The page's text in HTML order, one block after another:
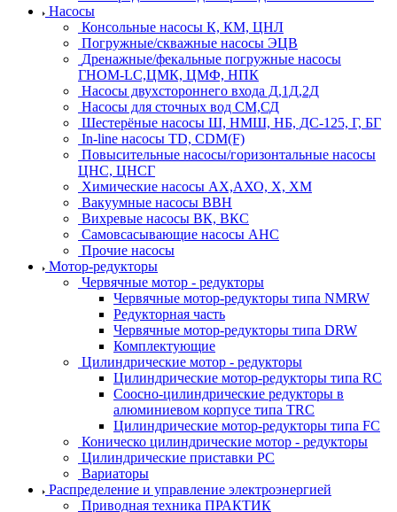
Насосы
Консольные насосы К, КМ, ЦНЛ
Погружные/скважные насосы ЭЦВ
Дренажные/фекальные погружные насосы
ГНОМ-LC,ЦМК, ЦМФ, НПК
Насосы двухстороннего входа Д,1Д,2Д
Насосы для сточных вод СМ,СД
Шестерёные насосы Ш, НМШ, НБ, ДС-125, Г, БГ
In-line насосы TD, CDM(F)
Повысительные насосы/горизонтальные насосы
ЦНС, ЦНСГ
Химические насосы АХ,АХО, Х, ХМ
Вакуумные насосы ВВН
Вихревые насосы ВК, ВКС
Самовсасывающие насосы АНС
Прочие насосы
Мотор-редукторы
Червячные мотор - редукторы
Червячные мотор-редукторы типа NMRW
Редукторная часть
Червячные мотор-редукторы типа DRW
Комплектующие
Цилиндрические мотор - редукторы
Цилиндрические мотор-редукторы типа RC
Соосно-цилиндрические редукторы в
алюминиевом корпусе типа TRC
Цилиндрические мотор-редукторы типа FC
Коническо цилиндрические мотор - редукторы
Цилиндрические приставки PC
Вариаторы
Распределение и управление электроэнергией
Приводная техника ПРАКТИК